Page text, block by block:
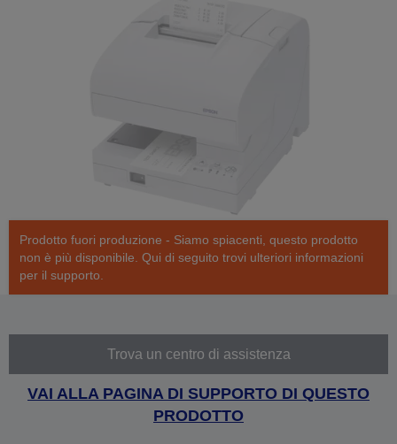
Prodotto fuori produzione - Siamo spiacenti, questo prodotto
non è più disponibile. Qui di seguito trovi ulteriori informazioni
per il supporto.
Trova un centro di assistenza
VAI ALLA PAGINA DI SUPPORTO DI QUESTO
PRODOTTO